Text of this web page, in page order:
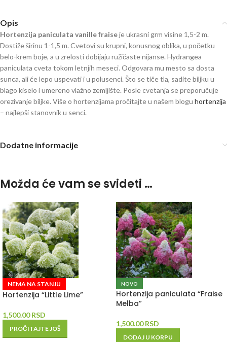
Opis
Hortenzija paniculata vanille fraiseje ukrasni grm visine 1,5-2 m.
Dostiže širinu 1-1,5 m. Cvetovi su krupni, konusnog oblika, u početku
belo-krem boje, a u zrelosti dobijaju ružičaste nijanse. Hydrangea
paniculata cveta tokom letnjih meseci. Odgovara mu mesto sa dosta
sunca, ali će lepo uspevati i u polusenci. Što se tiče tla, sadite biljku u
blago kiselo i umereno vlažno zemljište. Posle cvetanja se preporučuje
orezivanje biljke. Više o hortenzijama pročitajte u našem blogu hortenzija
– najlepši stanovnik u senci.
Dodatne informacije
Možda će vam se svideti …
NEMA NA STANJU
Hortenzija “Little Lime”
1,500.00RSD
PROČITAJTE JOŠ
NOVO
Hortenzija paniculata “Fraise
Melba”
1,500.00RSD
DODAJ U KORPU